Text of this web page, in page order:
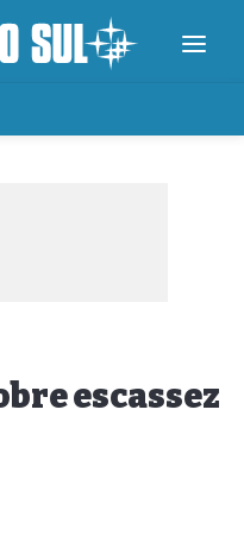
escassez